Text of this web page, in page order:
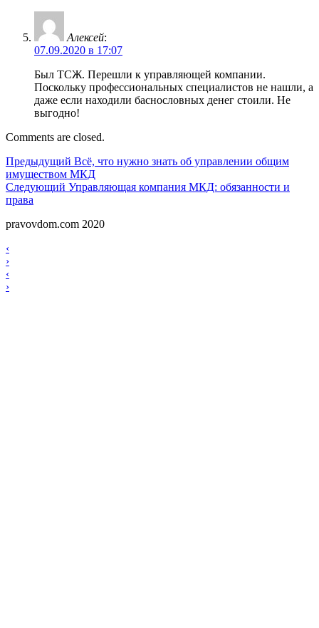
Алексей:
07.09.2020 в 17:07
Был ТСЖ. Перешли к управляющей компании.
Поскольку профессиональных специалистов не нашли, а
даже если находили баснословных денег стоили. Не
выгодно!
Comments are closed.
Навигация
по
записям
Предыдущий Предыдущий
Всё, что нужно знать об управлении общим
имуществом МКД
Следующий Следующий
Управляющая компания МКД: обязанности и
права
pravovdom.com 2020
Scroll
Up
Навигация
по
записям
‹
›
Навигация
по
‹
›